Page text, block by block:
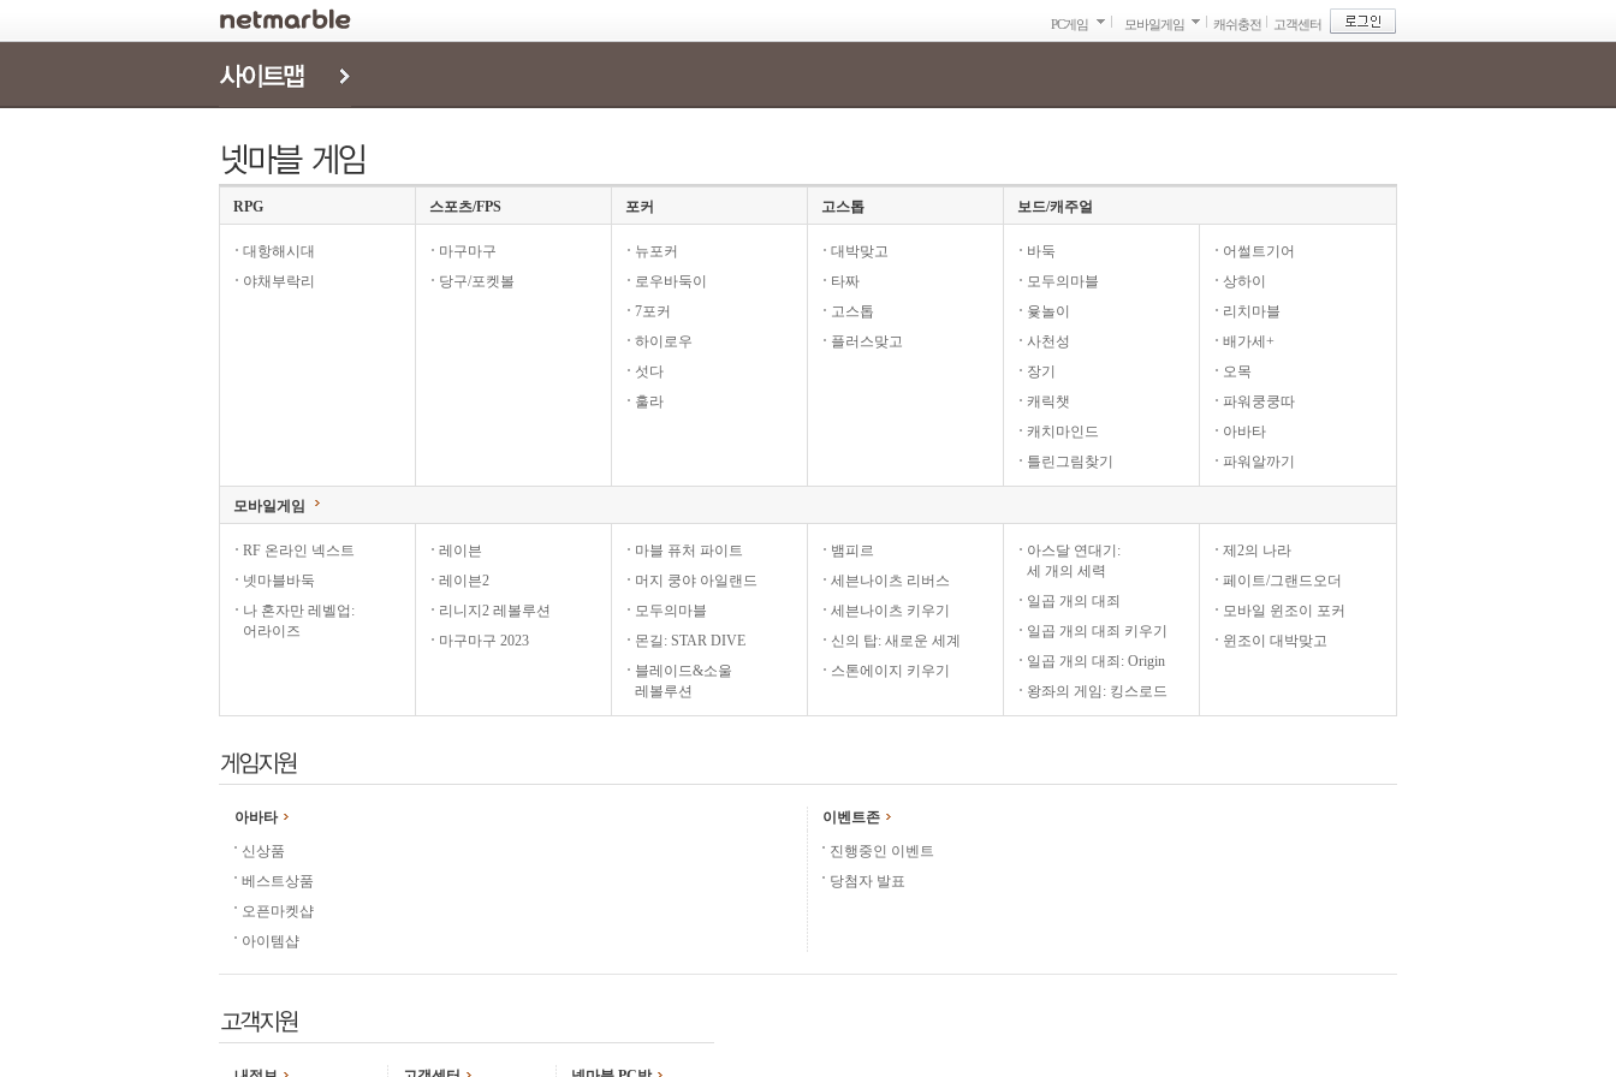
PC게임 모바일게임 캐쉬충전 고객센터
RPG 스포츠/FPS 포커 고스톱 보드/캐주얼
대항해시대
야채부락리
마구마구
당구/포켓볼
뉴포커
로우바둑이
7포커
하이로우
섯다
훌라
대박맞고
타짜
고스톱
플러스맞고
바둑
모두의마블
윷놀이
사천성
장기
캐릭챗
캐치마인드
틀린그림찾기
어썰트기어
상하이
리치마블
배가세+
오목
파워쿵쿵따
아바타
파워알까기
모바일게임
RF 온라인 넥스트
넷마블바둑
나 혼자만 레벨업:
어라이즈
레이븐
레이븐2
리니지2 레볼루션
마구마구 2023
마블 퓨처 파이트
머지 쿵야 아일랜드
모두의마블
몬길: STAR DIVE
블레이드&소울
레볼루션
뱀피르
세븐나이츠 리버스
세븐나이츠 키우기
신의 탑: 새로운 세계
스톤에이지 키우기
아스달 연대기:
세 개의 세력
일곱 개의 대죄
일곱 개의 대죄 키우기
일곱 개의 대죄: Origin
왕좌의 게임: 킹스로드
제2의 나라
페이트/그랜드오더
모바일 윈조이 포커
윈조이 대박맞고
아바타
이벤트존
신상품
베스트상품
오픈마켓샵
아이템샵
진행중인 이벤트
당첨자 발표